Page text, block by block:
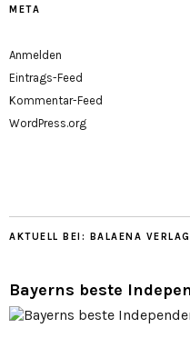
META
Anmelden
Eintrags-Feed
Kommentar-Feed
WordPress.org
AKTUELL BEI: BALAENA
Bayerns beste